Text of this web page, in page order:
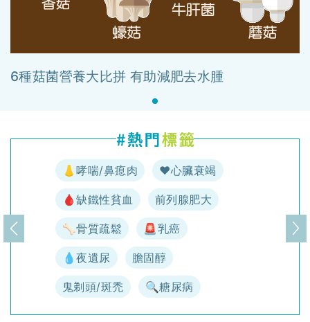
6種菇菌營養大比拼 有助減肥去水腫
👃哮喘/鼻瘜肉 ♥️心臟衰竭
🩸缺鐵性貧血 前列腺肥大
🦴骨質疏鬆 🚨乳癌
💧夜遺尿 膽固醇
鬼剃頭/斑禿 🔍糖尿病
上一頁 下